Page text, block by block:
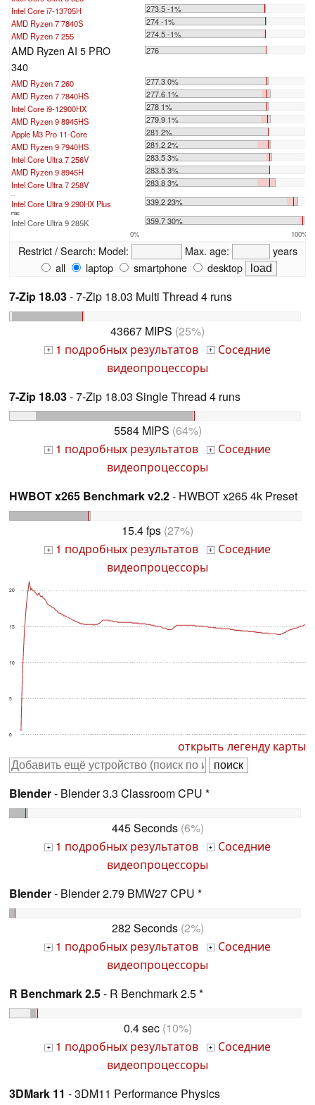
Intel Core i7-13705H
273.5 -1%
AMD Ryzen 7 7840S
274 -1%
AMD Ryzen 7 255
274.5 -1%
AMD Ryzen AI 5 PRO
340
276
AMD Ryzen 7 260
277.3 0%
AMD Ryzen 7 7840HS
277.6 1%
Intel Core i9-12900HX
278 1%
AMD Ryzen 9 8945HS
279.9 1%
Apple M3 Pro 11-Core
281 2%
AMD Ryzen 9 7940HS
281.2 2%
Intel Core Ultra 7 256V
283.5 3%
AMD Ryzen 9 8945H
283.5 3%
Intel Core Ultra 7 258V
283.8 3%
Intel Core Ultra 9 290HX Plus 339.2 23%
max:
Intel Core Ultra 9 285K 359.7 30%
0% 100%
Restrict / Search: Model: Max. age:
years
all
laptop smartphone desktop
7-Zip 18.03- 7-Zip 18.03 Multi Thread 4 runs
43667 MIPS (25%)
+ 1 подробных результатов + Соседние
видеопроцессоры
7-Zip 18.03- 7-Zip 18.03 Single Thread 4 runs
5584 MIPS (64%)
+ 1 подробных результатов + Соседние
видеопроцессоры
HWBOT x265 Benchmark v2.2- HWBOT x265 4k Preset
15.4 fps (27%)
+ 1 подробных результатов + Соседние
видеопроцессоры
0
5
10
15
20
открыть легенду карты
Blender- Blender 3.3 Classroom CPU *
445 Seconds(6%)
+ 1 подробных результатов + Соседние
видеопроцессоры
Blender- Blender 2.79 BMW27 CPU *
282 Seconds(2%)
+ 1 подробных результатов + Соседние
видеопроцессоры
R Benchmark 2.5- R Benchmark 2.5 *
0.4 sec(10%)
+ 1 подробных результатов + Соседние
видеопроцессоры
3DMark 11 - 3DM11 Performance Physics